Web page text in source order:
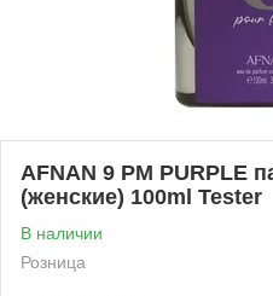
AFNAN 9 PM PURPLE
(женские) 100ml Tester
В наличии
Розница